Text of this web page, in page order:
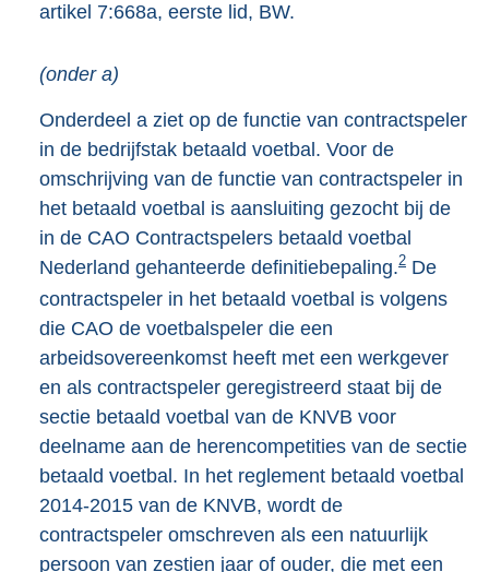
artikel 7:668a, eerste lid, BW.
(onder a)
Onderdeel a ziet op de functie van contractspeler
in de bedrijfstak betaald voetbal. Voor de
omschrijving van de functie van contractspeler in
het betaald voetbal is aansluiting gezocht bij de
in de CAO Contractspelers betaald voetbal
Nederland gehanteerde definitiebepaling.2 De
contractspeler in het betaald voetbal is volgens
die CAO de voetbalspeler die een
arbeidsovereenkomst heeft met een werkgever
en als contractspeler geregistreerd staat bij de
sectie betaald voetbal van de KNVB voor
deelname aan de herencompetities van de sectie
betaald voetbal. In het reglement betaald voetbal
2014-2015 van de KNVB, wordt de
contractspeler omschreven als een natuurlijk
persoon van zestien jaar of ouder, die met een